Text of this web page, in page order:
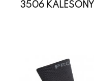
3506 KALESONY